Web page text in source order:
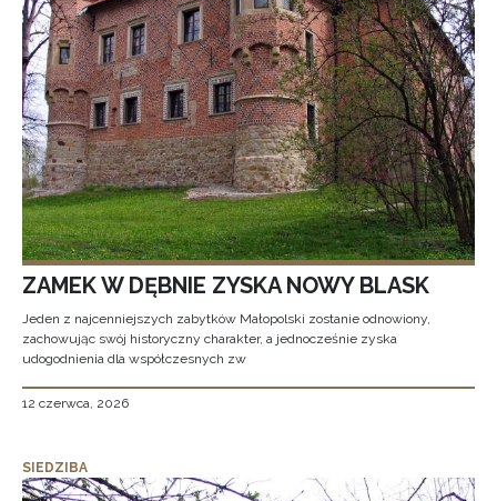
ZAMEK W DĘBNIE ZYSKA NOWY BLASK
Jeden z najcenniejszych zabytków Małopolski zostanie odnowiony,
zachowując swój historyczny charakter, a jednocześnie zyska
udogodnienia dla współczesnych zw
12 czerwca, 2026
SIEDZIBA